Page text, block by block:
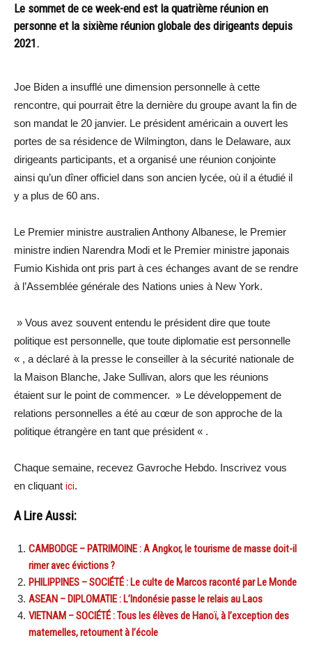
Le sommet de ce week-end est la quatrième réunion en
personne et la sixième réunion globale des dirigeants depuis
2021.
Joe Biden a insufflé une dimension personnelle à cette
rencontre, qui pourrait être la dernière du groupe avant la fin de
son mandat le 20 janvier. Le président américain a ouvert les
portes de sa résidence de Wilmington, dans le Delaware, aux
dirigeants participants, et a organisé une réunion conjointe
ainsi qu’un dîner officiel dans son ancien lycée, où il a étudié il
y a plus de 60 ans.
Le Premier ministre australien Anthony Albanese, le Premier
ministre indien Narendra Modi et le Premier ministre japonais
Fumio Kishida ont pris part à ces échanges avant de se rendre
à l’Assemblée générale des Nations unies à New York.
» Vous avez souvent entendu le président dire que toute
politique est personnelle, que toute diplomatie est personnelle
« , a déclaré à la presse le conseiller à la sécurité nationale de
la Maison Blanche, Jake Sullivan, alors que les réunions
étaient sur le point de commencer. » Le développement de
relations personnelles a été au cœur de son approche de la
politique étrangère en tant que président « .
Chaque semaine, recevez Gavroche Hebdo. Inscrivez vous
en cliquant ici.
A Lire Aussi:
CAMBODGE – PATRIMOINE : A Angkor, le tourisme de masse doit-il
rimer avec évictions ?
PHILIPPINES – SOCIÉTÉ : Le culte de Marcos raconté par Le Monde
ASEAN – DIPLOMATIE : L’Indonésie passe le relais au Laos
VIETNAM – SOCIÉTÉ : Tous les élèves de Hanoï, à l’exception des
maternelles, retournent à l’école